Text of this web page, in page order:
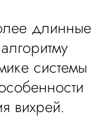
длинные
системы
вихрей.